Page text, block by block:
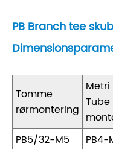
PB Branch tee
Tomme
rørmontering
Metri
PB5/32-M5 PB4-